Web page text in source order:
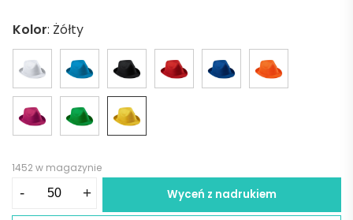
Kolor: Żółty
1452 w magazynie
- + Wyceń z nadrukiem